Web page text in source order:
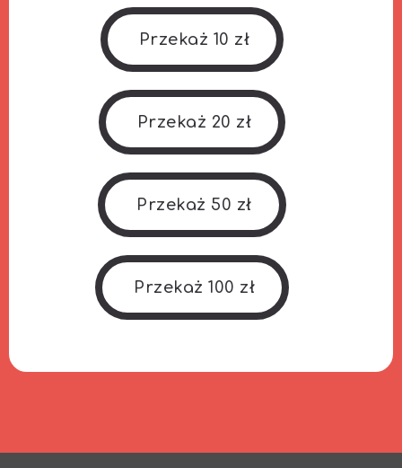
Przekaż 10 zł
Przekaż 20 zł
Przekaż 50 zł
Przekaż 100 zł